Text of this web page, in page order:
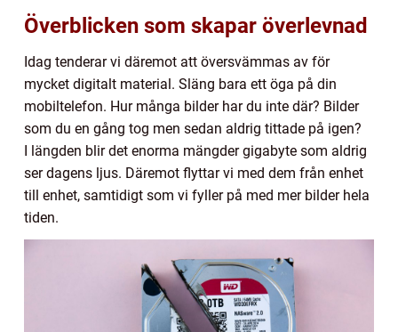
Överblicken som skapar överlevnad
Idag tenderar vi däremot att översvämmas av för
mycket digitalt material. Släng bara ett öga på din
mobiltelefon. Hur många bilder har du inte där? Bilder
som du en gång tog men sedan aldrig tittade på igen?
I längden blir det enorma mängder gigabyte som aldrig
ser dagens ljus. Däremot flyttar vi med dem från enhet
till enhet, samtidigt som vi fyller på med mer bilder hela
tiden.